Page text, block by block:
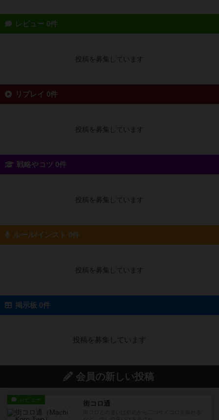
レビュー 0件
投稿を募集しています
リプレイ 0件
投稿を募集しています
戦略やコツ 0件
投稿を募集しています
ルール/インスト 0件
投稿を募集しています
掲示板 0件
投稿を募集しています
会員の新しい投稿
レビュー 街コロ通